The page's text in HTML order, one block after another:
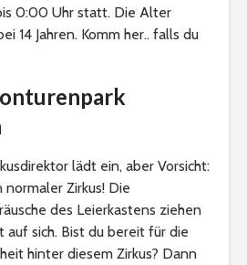
0:00 Uhr statt. Die Alter
14 Jahren. Komm her.. falls du
lädt ein, aber Vorsicht:
normaler Zirkus! Die
des Leierkastens ziehen
auf sich. Bist du bereit für die
hinter diesem Zirkus? Dann